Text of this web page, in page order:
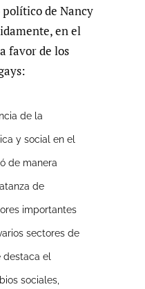
de Nancy
en el
favor de los
de la
y social en el
de manera
de
importantes
sectores de
destaca el
sociales,